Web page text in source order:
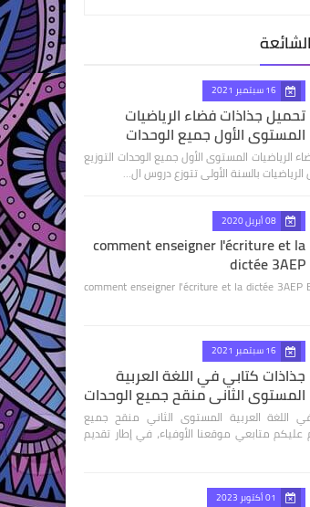
16 سبتمبر 2021
تحميل جذاذات فضاء الرياضيات
المستوى الأول جميع الوحدات
الرياضيات المستوى الأول جميع الوحدات التوزيع
بالسنة الأولى تتوزع دروس ال…
08 أبريل 2020
comment enseigner l'écriture et la
dictée 3AEP
comment enseigner l'écriture et la dictée 3AEP
16 سبتمبر 2021
جذاذات كتابي في اللغة العربية
المستوى الثاني منقح جميع الوحدات
اللغة العربية المستوى الثاني منقح جميع
متابعي موقعنا الأوفياء، في إطار تقديم
01 أكتوبر 2023